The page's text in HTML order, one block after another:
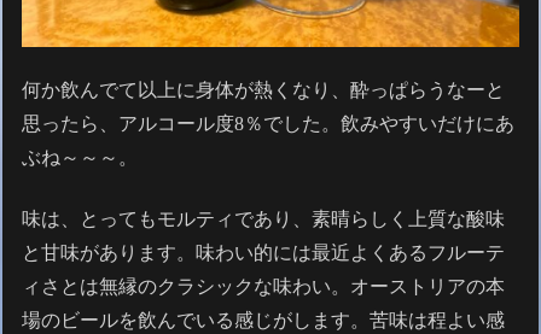
何か飲んでて以上に身体が熱くなり、酔っぱらうなーと
思ったら、アルコール度8％でした。飲みやすいだけにあ
ぶね～～～。
味は、とってもモルティであり、素晴らしく上質な酸味
と甘味があります。味わい的には最近よくあるフルーテ
ィさとは無縁のクラシックな味わい。オーストリアの本
場のビールを飲んでいる感じがします。苦味は程よい感